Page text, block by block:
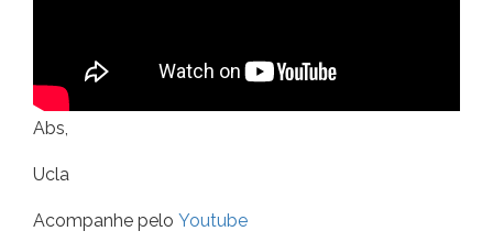
Abs,
Ucla
Acompanhe pelo Youtube